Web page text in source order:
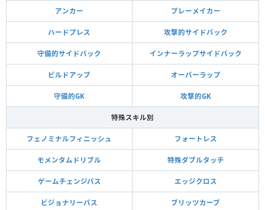
アンカー プレーメイカー
ハードプレス 攻撃的サイドバック
守備的サイドバック インナーラップサイドバック
ビルドアップ オーバーラップ
守備的GK 攻撃的GK
特殊スキル別
フェノミナルフィニッシュ フォートレス
モメンタムドリブル 特殊ダブルタッチ
ゲームチェンジパス エッジクロス
ビジョナリーパス ブリッツカーブ